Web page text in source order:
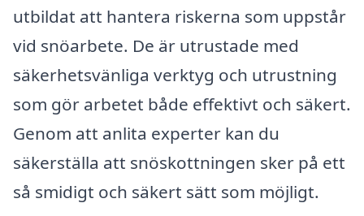
utbildat att hantera riskerna som uppstår
vid snöarbete. De är utrustade med
säkerhetsvänliga verktyg och utrustning
som gör arbetet både effektivt och säkert.
Genom att anlita experter kan du
säkerställa att snöskottningen sker på ett
så smidigt och säkert sätt som möjligt.